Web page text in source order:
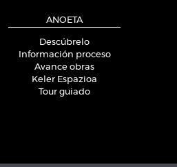
ANOETA
Descúbrelo
Información proceso
Avance obras
Keler Espazioa
Tour guiado